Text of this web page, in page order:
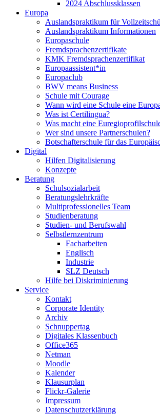
2024 Abschlussklassen
Europa
Auslandspraktikum für
Auslandspraktikum Informationen
Europaschule
Fremdsprachenzertifikate
KMK Fremdsprachenzertifikat
Europaassistent*in
Europaclub
BWV means Business
Schule mit Courage
Wann wird eine Schule eine
Was ist Certilingua?
Was macht eine
Wer sind unsere Partnerschulen?
Botschafterschule für das
Digital
Hilfen Digitalisierung
Konzepte
Beratung
Schulsozialarbeit
Beratungslehrkräfte
Multiprofessionelles Team
Studienberatung
Studien- und Berufswahl
Selbstlernzentrum
Facharbeiten
Englisch
Industrie
SLZ Deutsch
Hilfe bei Diskriminierung
Service
Kontakt
Corporate Identity
Archiv
Schnuppertag
Digitales Klassenbuch
Office365
Netman
Moodle
Kalender
Klausurplan
Flickr-Galerie
Impressum
Datenschutzerklärung